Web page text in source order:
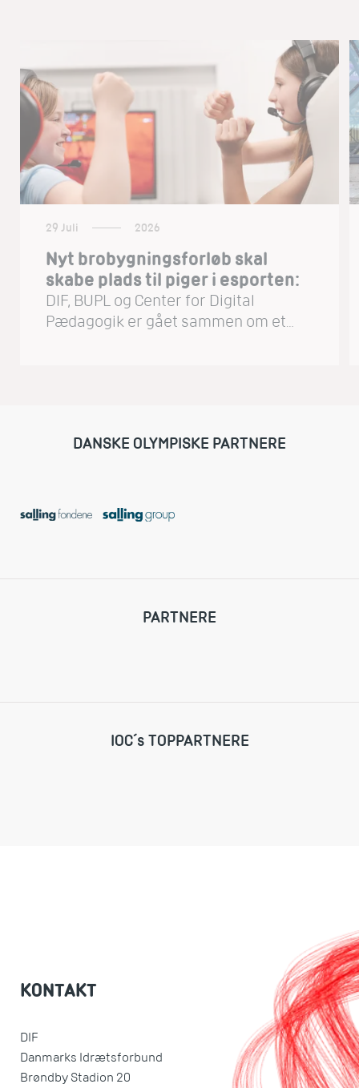
29 Juli 2026
Nyt brobygningsforløb skal
skabe plads til piger i esporten:
DIF, BUPL og Center for Digital
Pædagogik er gået sammen om et
lokale fritidsklubber.
DANSKE OLYMPISKE PARTNERE
PARTNERE
IOC´s TOPPARTNERE
KONTAKT
DIF
Danmarks Idrætsforbund
Brøndby Stadion 20